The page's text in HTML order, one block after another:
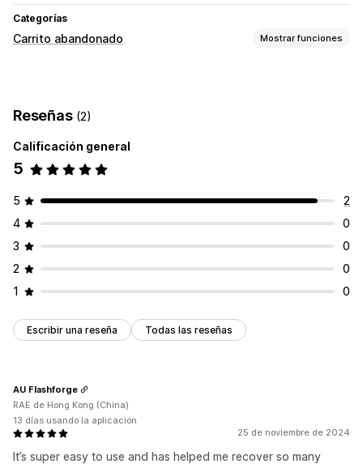
Categorías
Carrito abandonado Mostrar funciones
Seguimiento de conversión
Flujos de trabajos automatizados
Opciones de muestra
Reseñas (2)
Calificación general
5
5
2
4
0
3
0
2
0
1
0
Escribir una reseña Todas las reseñas
25 de noviembre de 2024
It’s super easy to use and has helped me recover so many
AU Flashforge
RAE de Hong Kong (China)
13 días usando la aplicación